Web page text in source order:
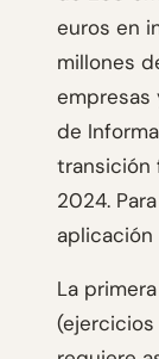
euros en
millones
empresas
de
transición
2024.
La